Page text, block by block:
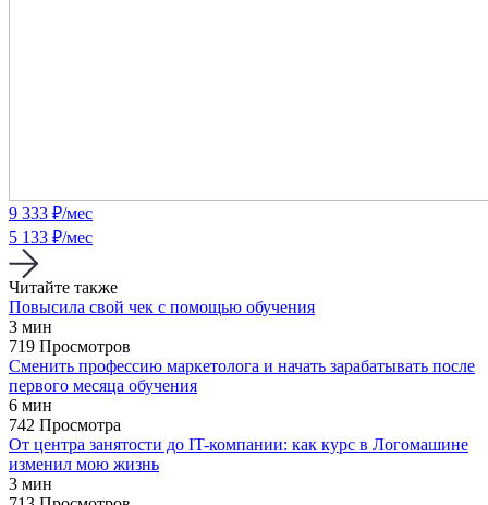
9 333 ₽/мес
5 133 ₽/мес
Читайте также
Повысила свой чек с помощью обучения
3 мин
719 Просмотров
Cменить профессию маркетолога и начать зарабатывать после
первого месяца обучения
6 мин
742 Просмотра
От центра занятости до IT-компании: как курс в Логомашине
изменил мою жизнь
3 мин